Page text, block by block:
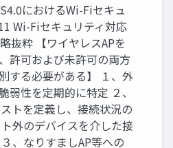
におけるWi-Fiセキュ
Wi-Fiセキュリティ対応
抜粋 【ワイヤレスAPを
許可および未許可の両方
する必要がある】 １、外
弱性を定期的に特定 ２、
トを定義し、接続状況の
外のデバイスを介した接
、なりすましAP等への